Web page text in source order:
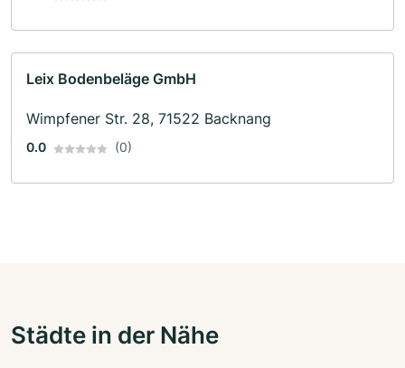
Leix Bodenbeläge GmbH
Wimpfener Str. 28, 71522 Backnang
0.0 (0)
Städte in der Nähe